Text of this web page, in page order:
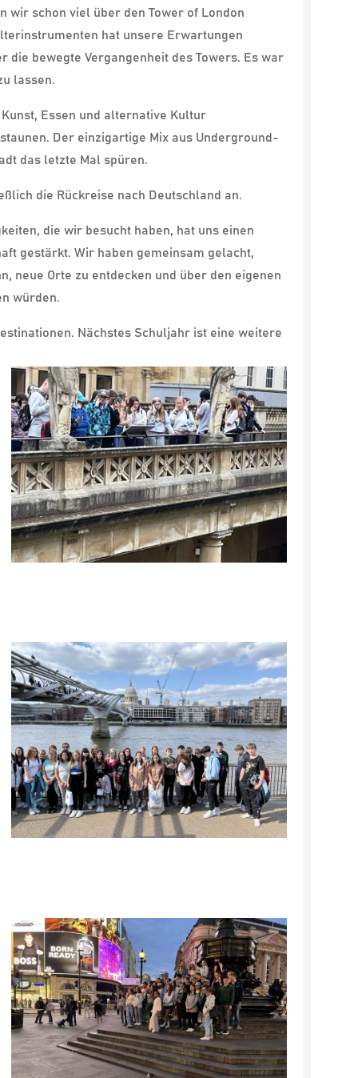
wir schon viel über den Tower of London
hat unsere Erwartungen
bewegte Vergangenheit des Towers. Es war
lassen.
Essen und alternative Kultur
Der einzigartige Mix aus Underground-
das letzte Mal spüren.
die Rückreise nach Deutschland an.
die wir besucht haben, hat uns einen
gestärkt. Wir haben gemeinsam gelacht,
neue Orte zu entdecken und über den eigenen
würden.
Nächstes Schuljahr ist eine weitere